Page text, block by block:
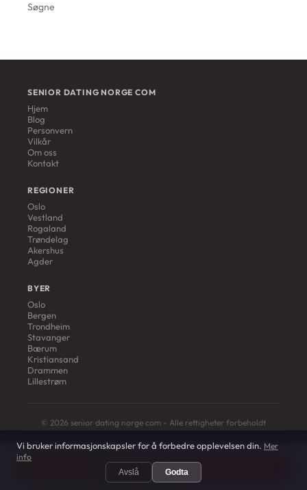
Søgne
Registrer deg gratis →
SENIOR DATING NORGE COM
Hjem
Blog
Personvern
Vilkår
Om oss
Kontakt
REGIONER
Oslo
Vestland
Rogaland
Trøndelag
Akershus
Agder
BYER
Oslo
Bergen
Trondheim
Stavanger
Bærum
Kristiansand
Drammen
Lillestrøm
© 2026 senior dating norge com - Alle rettigheter forbeholdt
Vi bruker informasjonskapsler for å forbedre opplevelsen din. Mer
info
Avslå Godta